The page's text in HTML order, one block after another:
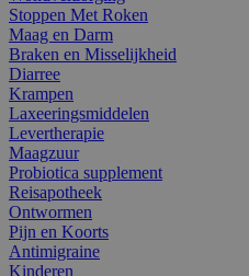
Stoppen Met Roken
Maag en Darm
Braken en Misselijkheid
Diarree
Krampen
Laxeeringsmiddelen
Levertherapie
Maagzuur
Probiotica supplement
Reisapotheek
Ontwormen
Pijn en Koorts
Antimigraine
Kinderen